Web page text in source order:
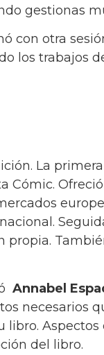
gestionas
con otra
los trabajos
La
Cómic.
propia.
Annabel
necesarios
del libro.